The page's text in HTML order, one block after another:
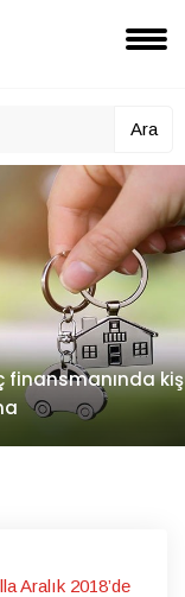
Ara
kişiye
Aralık 2018’de